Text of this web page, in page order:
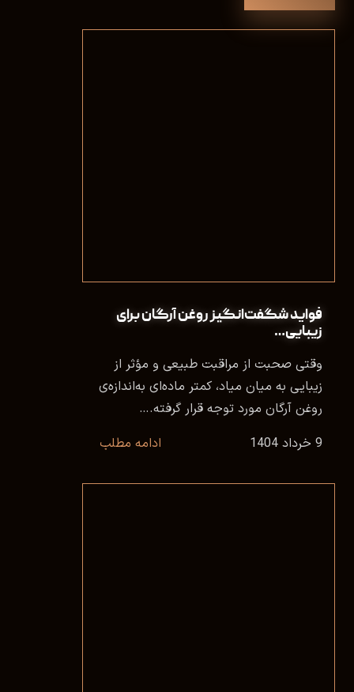
فواید شگفت‌انگیز روغن آرگان برای
زیبایی…
وقتی صحبت از مراقبت طبیعی و مؤثر از
زیبایی به میان میاد، کمتر ماده‌ای به‌اندازه‌ی
روغن آرگان مورد توجه قرار گرفته.…
9 خرداد 1404
ادامه مطلب